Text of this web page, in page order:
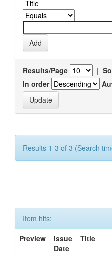
Results/Page |
In order
Results 1-3 of 3 (Search
Item hits:
Preview
Issue
Date
Title